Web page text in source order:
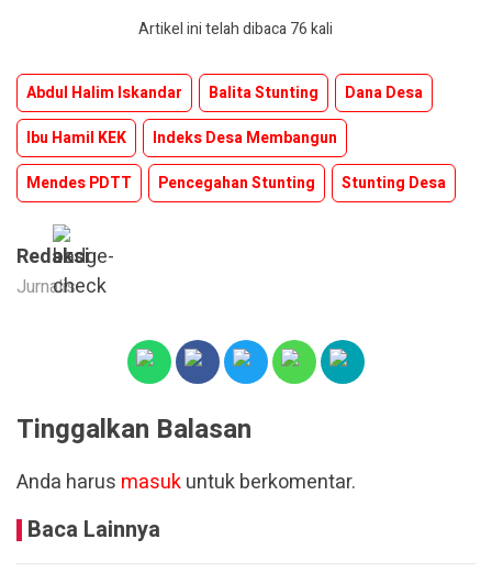
Artikel ini telah dibaca 76 kali
Abdul Halim Iskandar Balita Stunting
Dana Desa
Ibu Hamil KEK
Indeks Desa Membangun
Mendes PDTT
Pencegahan Stunting Stunting Desa
Redaksi
Jurnalis
Tinggalkan Balasan
Anda harus masukuntuk berkomentar.
Baca Lainnya